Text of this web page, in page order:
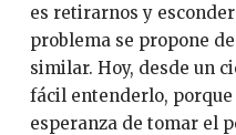
es retirarnos y
problema se propone
similar. Hoy, desde un
fácil entenderlo,
esperanza de tomar el